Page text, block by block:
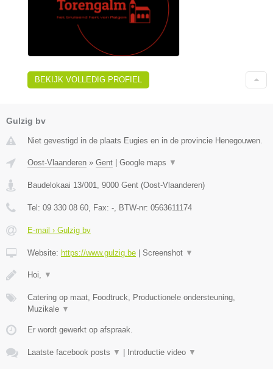
BEKIJK VOLLEDIG PROFIEL
Gulzig bv
Niet gevestigd in de plaats Eugies en in de provincie Henegouwen.
Oost-Vlaanderen » Gent Google maps ▼
Baudelokaai 13/001 9000 Gent (Oost-Vlaanderen)
Tel: 09 330 08 60 , Fax: - , BTW-nr: 0563611174
E-mail › Gulzig bv
Website: https://www.gulzig.be Screenshot ▼
Hoi, ▼
Catering op maat, Foodtruck, Productionele ondersteuning,
Muzikale ▼
Er wordt gewerkt op afspraak.
Laatste facebook posts ▼ Introductie video ▼